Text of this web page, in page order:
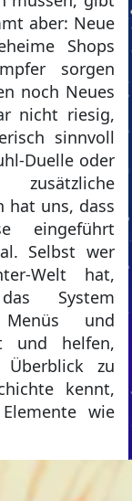
aber: Neue
Shops
sorgen
noch Neues
nicht riesig,
sinnvoll
Duelle oder
zusätzliche
hat uns, dass
eingeführt
Selbst wer
Welt hat,
System
Menüs und
und helfen,
Überblick zu
kennt,
wie